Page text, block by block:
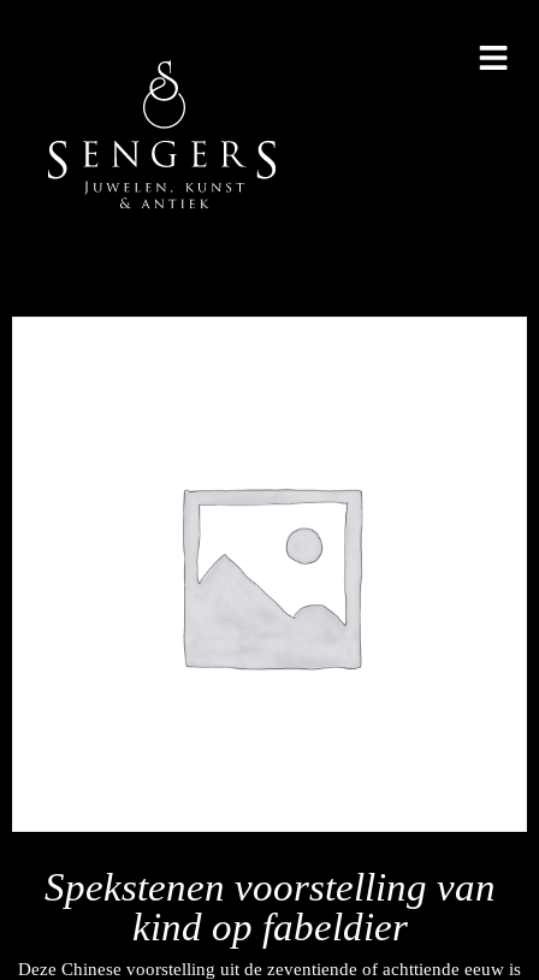
Spekstenen voorstelling van
kind op fabeldier
Deze Chinese voorstelling uit de zeventiende of achttiende eeuw is